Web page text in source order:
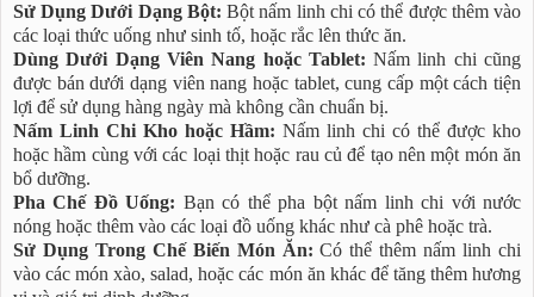
Sử Dụng Dưới Dạng Bột: Bột nấm linh chi có thể được thêm vào
các loại thức uống như sinh tố, hoặc rắc lên thức ăn.
Dùng Dưới Dạng Viên Nang hoặc Tablet: Nấm linh chi cũng
được bán dưới dạng viên nang hoặc tablet, cung cấp một cách tiện
lợi để sử dụng hàng ngày mà không cần chuẩn bị.
Nấm Linh Chi Kho hoặc Hầm: Nấm linh chi có thể được kho
hoặc hầm cùng với các loại thịt hoặc rau củ để tạo nên một món ăn
bổ dưỡng.
Pha Chế Đồ Uống: Bạn có thể pha bột nấm linh chi với nước
nóng hoặc thêm vào các loại đồ uống khác như cà phê hoặc trà.
Sử Dụng Trong Chế Biến Món Ăn: Có thể thêm nấm linh chi
vào các món xào, salad, hoặc các món ăn khác để tăng thêm hương